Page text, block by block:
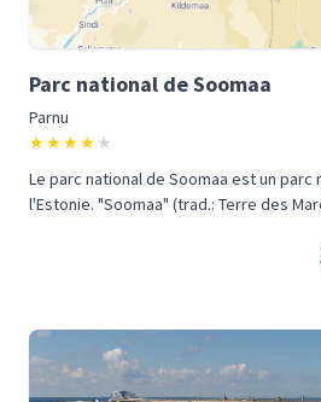
Parc national de Soomaa
Parnu
★★★★ ★
Le parc national de Soomaa est un
l'Estonie. "Soomaa" (trad.: Terre des